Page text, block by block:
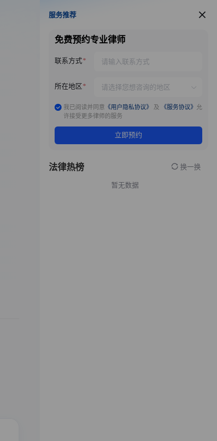
服务推荐
服务推荐
免费预约专业律师
联系方式
所在地区
我已阅读并同意 《用户隐私协议》 及 《服务协议》 允
许接受更多律师的服务
立即预约
法律热榜 换一换
暂无数据